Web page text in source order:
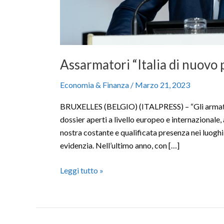
Assarmatori “Italia di nuovo
Economia & Finanza / Marzo 21, 2023
BRUXELLES (BELGIO) (ITALPRESS) – “Gli
dossier aperti a livello europeo e
nostra costante e qualificata presenza nei
evidenzia. Nell’ultimo anno, con […]
Leggi tutto »